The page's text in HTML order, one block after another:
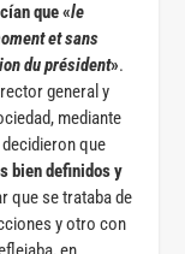
que «le
et sans
du président».
general y
mediante
decidieron que
bien definidos y
que se trataba de
y otro con